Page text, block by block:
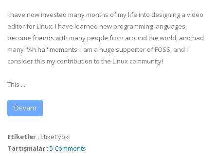
I have now invested many months of my life into designing a video
editor for Linux. I have learned new programming languages,
become friends with many people from around the world, and had
many "Ah ha" moments. I am a huge supporter of FOSS, and I
consider this my contribution to the Linux community!
This ...
Devam
Etiketler : Etiket yok
Tartışmalar : 5 Comments